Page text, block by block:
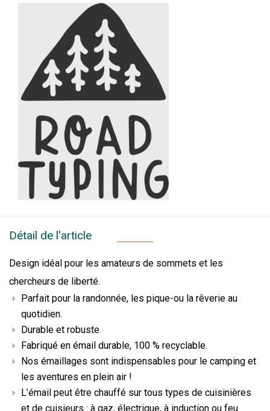
Détail de l'article
Design idéal pour les amateurs de sommets et les
chercheurs de liberté.
Parfait pour la randonnée, les pique-ou la rêverie au
quotidien.
Durable et robuste.
Fabriqué en émail durable, 100 % recyclable.
Nos émaillages sont indispensables pour le camping et
les aventures en plein air !
L’émail peut être chauffé sur tous types de cuisinières
et de cuisieurs : à gaz, électrique, à induction ou feu